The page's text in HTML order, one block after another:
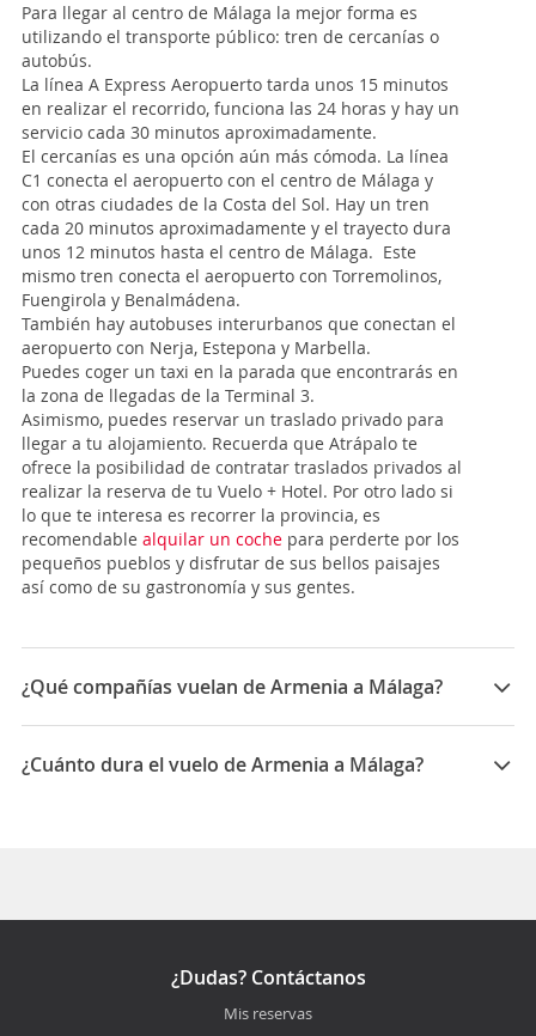
Para llegar al centro de Málaga la mejor forma es
utilizando el transporte público: tren de cercanías o
autobús.
La línea A Express Aeropuerto tarda unos 15 minutos
en realizar el recorrido, funciona las 24 horas y hay un
servicio cada 30 minutos aproximadamente.
El cercanías es una opción aún más cómoda. La línea
C1 conecta el aeropuerto con el centro de Málaga y
con otras ciudades de la Costa del Sol. Hay un tren
cada 20 minutos aproximadamente y el trayecto dura
unos 12 minutos hasta el centro de Málaga. Este
mismo tren conecta el aeropuerto con Torremolinos,
Fuengirola y Benalmádena.
También hay autobuses interurbanos que conectan el
aeropuerto con Nerja, Estepona y Marbella.
Puedes coger un taxi en la parada que encontrarás en
la zona de llegadas de la Terminal 3.
Asimismo, puedes reservar un traslado privado para
llegar a tu alojamiento. Recuerda que Atrápalo te
ofrece la posibilidad de contratar traslados privados al
realizar la reserva de tu Vuelo + Hotel. Por otro lado si
lo que te interesa es recorrer la provincia, es
recomendable alquilar un coche para perderte por los
pequeños pueblos y disfrutar de sus bellos paisajes
así como de su gastronomía y sus gentes.
¿Qué compañías vuelan de Armenia a Málaga?
Las compañías que vuelan de Armenia a Málaga son:
Air Europa
¿Cuánto dura el vuelo de Armenia a Málaga?
¿Dudas? Contáctanos
Mis reservas